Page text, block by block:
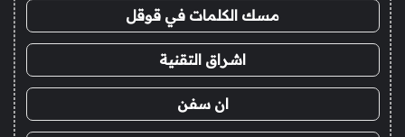
مسك الكلمات في قوقل
اشراق التقنية
ان سفن